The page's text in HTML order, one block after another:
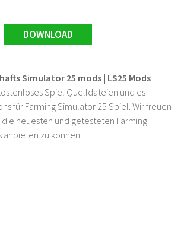
DOWNLOAD
Simulator 25 mods | LS25 Mods
Spiel Quelldateien und es
für Farming Simulator 25 Spiel. Wir freuen
die neuesten und getesteten Farming
zu können.